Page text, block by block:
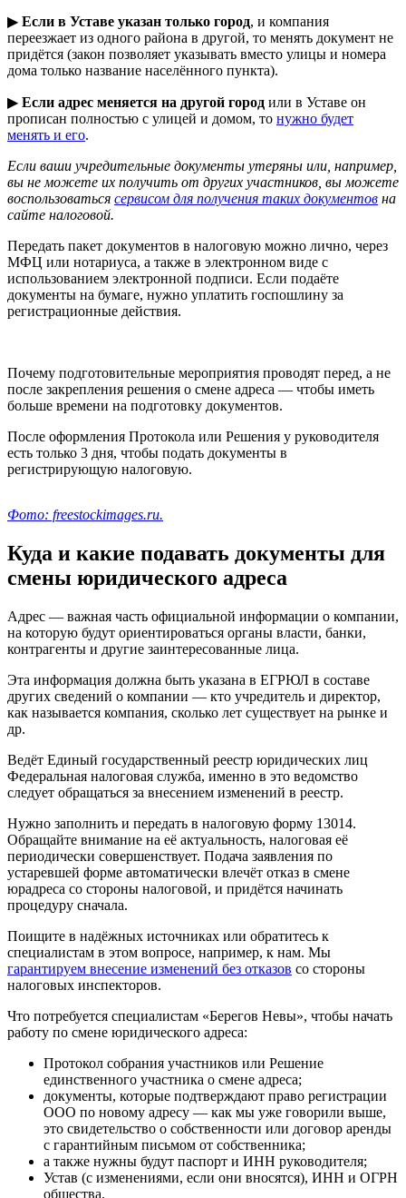
▶ Если в Уставе указан только город, и компания
переезжает из одного района в другой, то менять документ не
придётся (закон позволяет указывать вместо улицы и номера
дома только название населённого пункта).
▶ Если адрес меняется на другой город или в Уставе он
прописан полностью с улицей и домом, то нужно будет
менять и его.
Если ваши учредительные документы утеряны или, например,
вы не можете их получить от других участников, вы можете
воспользоваться сервисом для получения таких документов на
сайте налоговой.
Передать пакет документов в налоговую можно лично, через
МФЦ или нотариуса, а также в электронном виде с
использованием электронной подписи. Если подаёте
документы на бумаге, нужно уплатить госпошлину за
регистрационные действия.
Почему подготовительные мероприятия проводят перед, а не
после закрепления решения о смене адреса — чтобы иметь
больше времени на подготовку документов.
После оформления Протокола или Решения у руководителя
есть только 3 дня, чтобы подать документы в
регистрирующую налоговую.
Фото: freestockimages.ru.
Куда и какие подавать документы для
смены юридического адреса
Адрес — важная часть официальной информации о компании,
на которую будут ориентироваться органы власти, банки,
контрагенты и другие заинтересованные лица.
Эта информация должна быть указана в ЕГРЮЛ в составе
других сведений о компании — кто учредитель и директор,
как называется компания, сколько лет существует на рынке и
др.
Ведёт Единый государственный реестр юридических лиц
Федеральная налоговая служба, именно в это ведомство
следует обращаться за внесением изменений в реестр.
Нужно заполнить и передать в налоговую форму 13014.
Обращайте внимание на её актуальность, налоговая её
периодически совершенствует. Подача заявления по
устаревшей форме автоматически влечёт отказ в смене
юрадреса со стороны налоговой, и придётся начинать
процедуру сначала.
Поищите в надёжных источниках или обратитесь к
специалистам в этом вопросе, например, к нам. Мы
гарантируем внесение изменений без отказов со стороны
налоговых инспекторов.
Что потребуется специалистам «Берегов Невы», чтобы начать
работу по смене юридического адреса:
Протокол собрания участников или Решение
единственного участника о смене адреса;
документы, которые подтверждают право регистрации
ООО по новому адресу — как мы уже говорили выше,
это свидетельство о собственности или договор аренды
с гарантийным письмом от собственника;
а также нужны будут паспорт и ИНН руководителя;
Устав (с изменениями, если они вносятся), ИНН и ОГРН
общества.